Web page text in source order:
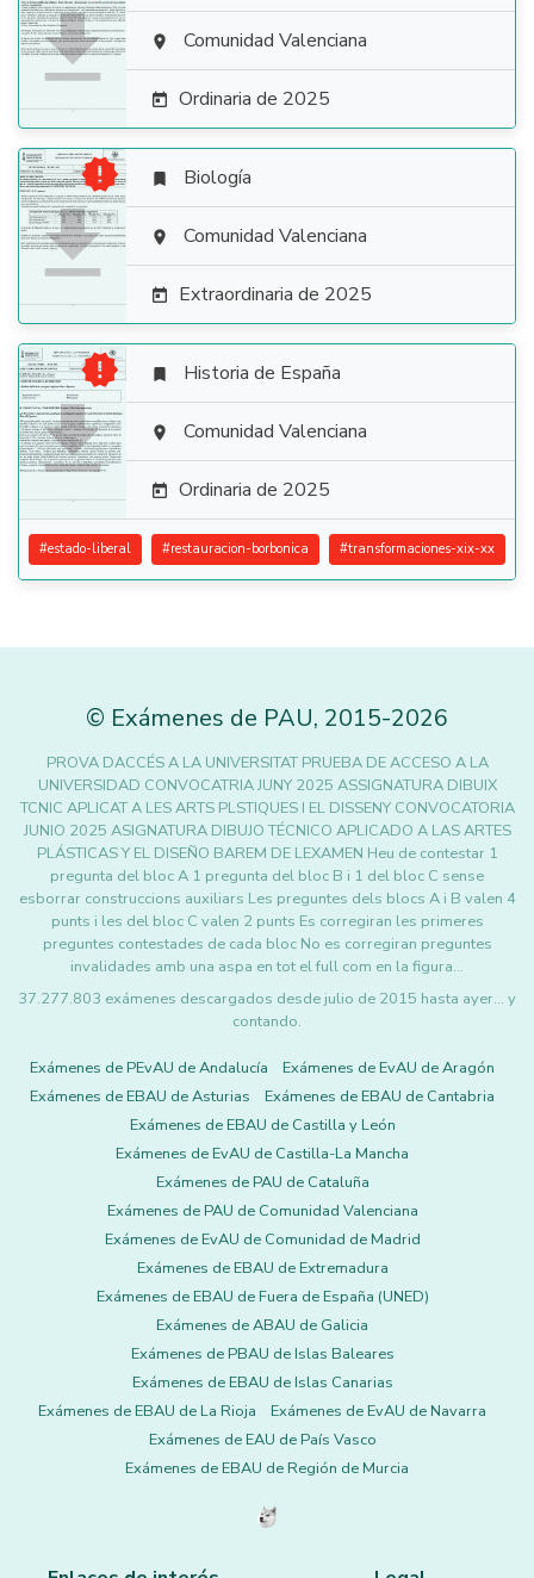
  Comunidad Valenciana
 Ordinaria de 2025

  Biología
 Comunidad Valenciana
 Extraordinaria de 2025

  Historia de España
 Comunidad Valenciana
 Ordinaria de 2025
#estado-liberal #restauracion-borbonica #transformaciones-xix-xx
© Exámenes de PAU, 2015-2026
PROVA DACCÉS A LA UNIVERSITAT PRUEBA DE ACCESO A LA
UNIVERSIDAD CONVOCATRIA JUNY 2025 ASSIGNATURA DIBUIX
TCNIC APLICAT A LES ARTS PLSTIQUES I EL DISSENY CONVOCATORIA
JUNIO 2025 ASIGNATURA DIBUJO TÉCNICO APLICADO A LAS ARTES
PLÁSTICAS Y EL DISEÑO BAREM DE LEXAMEN Heu de contestar 1
pregunta del bloc A 1 pregunta del bloc B i 1 del bloc C sense
esborrar construccions auxiliars Les preguntes dels blocs A i B valen 4
punts i les del bloc C valen 2 punts Es corregiran les primeres
preguntes contestades de cada bloc No es corregiran preguntes
invalidades amb una aspa en tot el full com en la figura…
37.277.803 exámenes descargados desde julio de 2015 hasta ayer... y
contando.
Exámenes de PEvAU de Andalucía
Exámenes de EvAU de Aragón
Exámenes de EBAU de Asturias
Exámenes de EBAU de Cantabria
Exámenes de EBAU de Castilla y León
Exámenes de EvAU de Castilla-La Mancha
Exámenes de PAU de Cataluña
Exámenes de PAU de Comunidad Valenciana
Exámenes de EvAU de Comunidad de Madrid
Exámenes de EBAU de Extremadura
Exámenes de EBAU de Fuera de España (UNED)
Exámenes de ABAU de Galicia
Exámenes de PBAU de Islas Baleares
Exámenes de EBAU de Islas Canarias
Exámenes de EBAU de La Rioja
Exámenes de EvAU de Navarra
Exámenes de EAU de País Vasco
Exámenes de EBAU de Región de Murcia